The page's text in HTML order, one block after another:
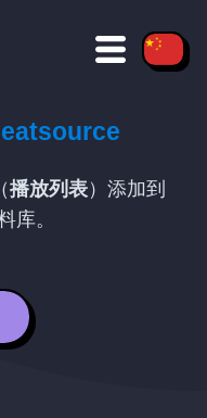
播放列表）添加到
库。